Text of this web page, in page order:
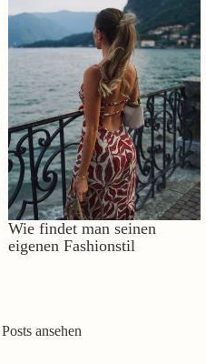
Wie findet man seinen
eigenen Fashionstil
ansehen